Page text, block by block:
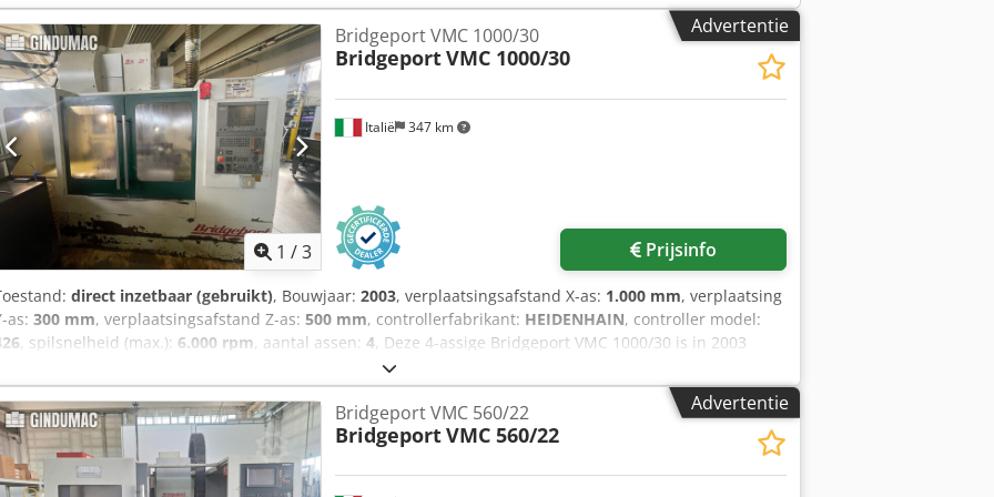
Advertentie
1 /3
Italië 347 km
Bridgeport VMC 1000/30
BridgeportVMC 1000/30
Prijsinfo
direct inzetbaar (gebruikt), Bouwjaar: 2003, verplaatsingsafstand X-as: 1.000 mm, verplaatsing
as: 300 mm, verplaatsingsafstand Z-as: 500 mm, controllerfabrikant: HEIDENHAIN, controller model:
, spilsnelheid (max.): 6.000 rpm, aantal assen: 4, Deze 4-assige Bridgeport VMC 1000/30 is in 2003
geproduceerd. De machine heeft een X-asverplaatsing van 1000 mm, een Y-asverplaatsing van 300 mm en
Z-asverplaatsing van 500 mm. De machine is uitgerust met een magazijn voor 30 gereedschappen en
BT40-spilhouder, wat een efficiënte werking garandeert. Als u op zoek bent naar hoogwaardige
overweeg dan het verticale bewerkingscentrum Bridgeport VMC 1000/30 dat
te koop aanbieden. Neem contact met ons op voor meer informatie. • Gereedschapskonus: BT40
Akszkh I Ujaoa • Aantal gereedschapsvakken: 30 • Spaanband: Compleet met spaanband
Advertentie
Bridgeport VMC 560/22
BridgeportVMC 560/22